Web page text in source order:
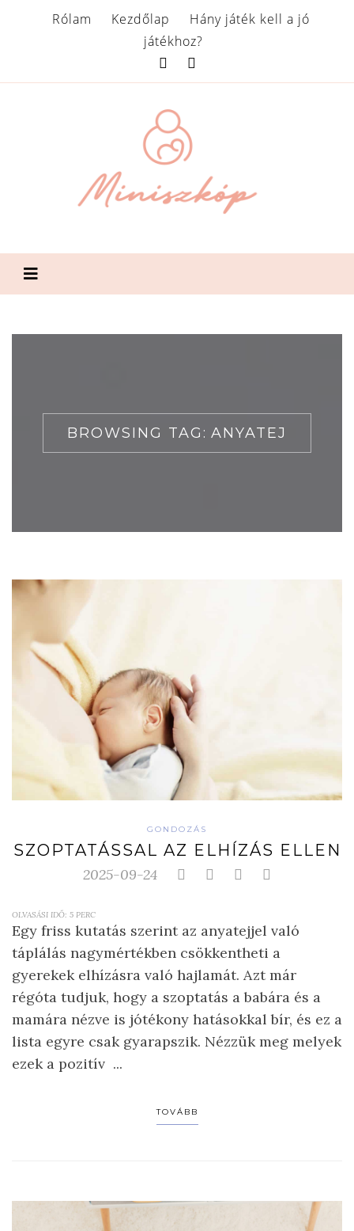
Rólam Kezdőlap
Hány játék kell a jó
játékhoz?
BROWSING TAG: ANYATEJ
GONDOZÁS
SZOPTATÁSSAL AZ ELHÍZÁS ELLEN
2025-09-24
OLVASÁSI IDŐ: 5 PERC
Egy friss kutatás szerint az anyatejjel való
táplálás nagymértékben csökkentheti a
gyerekek elhízásra való hajlamát. Azt már
régóta tudjuk, hogy a szoptatás a babára és a
mamára nézve is jótékony hatásokkal bír, és ez a
lista egyre csak gyarapszik. Nézzük meg melyek
ezek a pozitív ...
TOVÁBB